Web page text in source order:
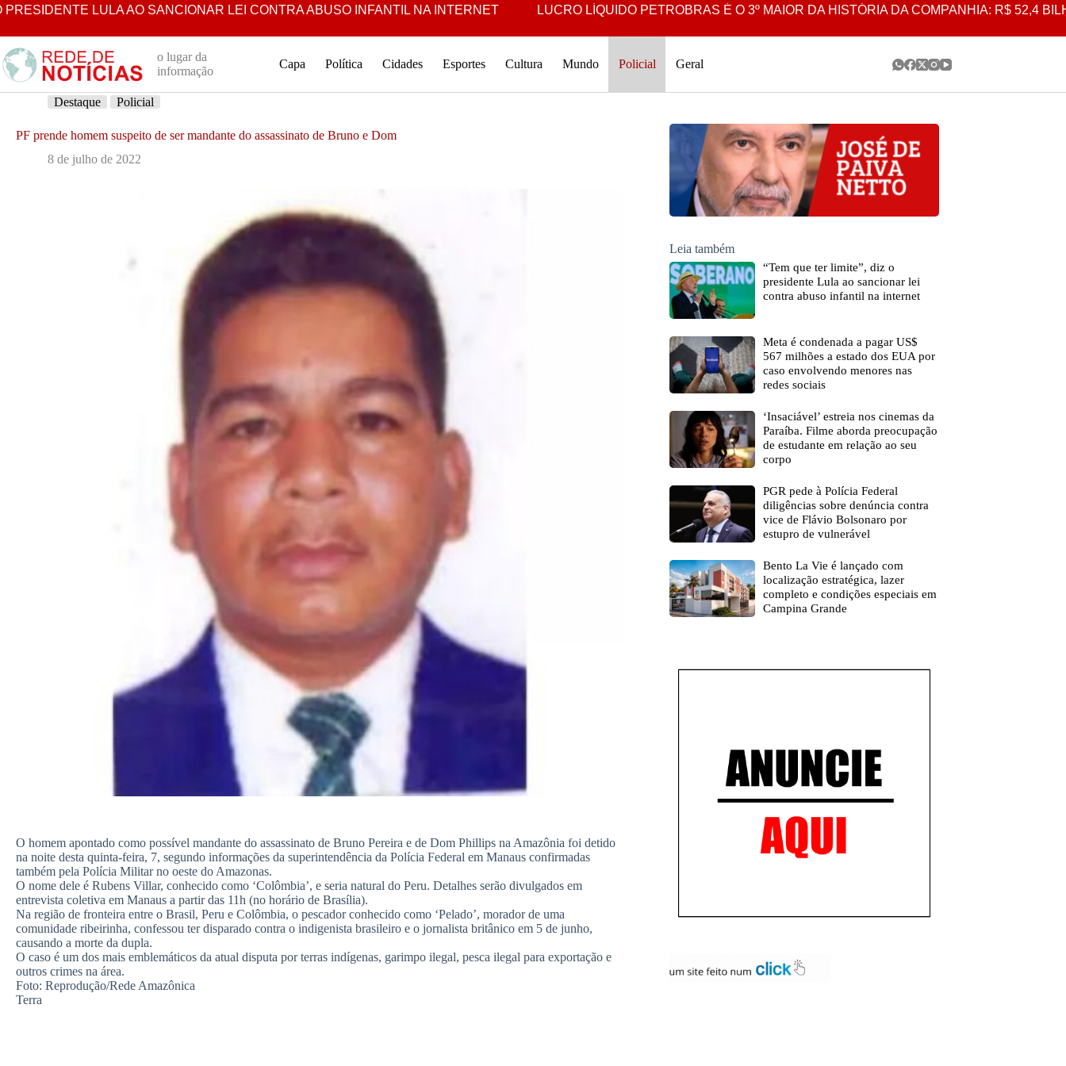
Pular
o
conteúdo
LULA AO SANCIONAR LEI CONTRA ABUSO INFANTIL NA INTERNET LUCRO LÍQUIDO PETROBRAS É O 3º MAIOR DA HISTÓRIA DA COMPANHIA: R$ 52,4 BILHÕES
o lugar da
informação
Capa Política Cidades Esportes Cultura Mundo Policial Geral
Destaque Policial
PF prende homem suspeito de ser mandante do assassinato de Bruno e Dom
8 de julho de 2022
O homem apontado como possível mandante do assassinato de Bruno Pereira e de Dom Phillips na Amazônia foi detido
na noite desta quinta-feira, 7, segundo informações da superintendência da Polícia Federal em Manaus confirmadas
também pela Polícia Militar no oeste do Amazonas.
O nome dele é Rubens Villar, conhecido como ‘Colômbia’, e seria natural do Peru. Detalhes serão divulgados em
entrevista coletiva em Manaus a partir das 11h (no horário de Brasília).
Na região de fronteira entre o Brasil, Peru e Colômbia, o pescador conhecido como ‘Pelado’, morador de uma
comunidade ribeirinha, confessou ter disparado contra o indigenista brasileiro e o jornalista britânico em 5 de junho,
causando a morte da dupla.
O caso é um dos mais emblemáticos da atual disputa por terras indígenas, garimpo ilegal, pesca ilegal para exportação e
outros crimes na área.
Foto: Reprodução/Rede Amazônica
Terra
Leia também
“Tem que ter limite”, diz o
presidente Lula ao sancionar lei
contra abuso infantil na internet
Meta é condenada a pagar US$
567 milhões a estado dos EUA por
caso envolvendo menores nas
redes sociais
‘Insaciável’ estreia nos cinemas da
Paraíba. Filme aborda preocupação
de estudante em relação ao seu
corpo
PGR pede à Polícia Federal
diligências sobre denúncia contra
vice de Flávio Bolsonaro por
estupro de vulnerável
Bento La Vie é lançado com
localização estratégica, lazer
completo e condições especiais em
Campina Grande